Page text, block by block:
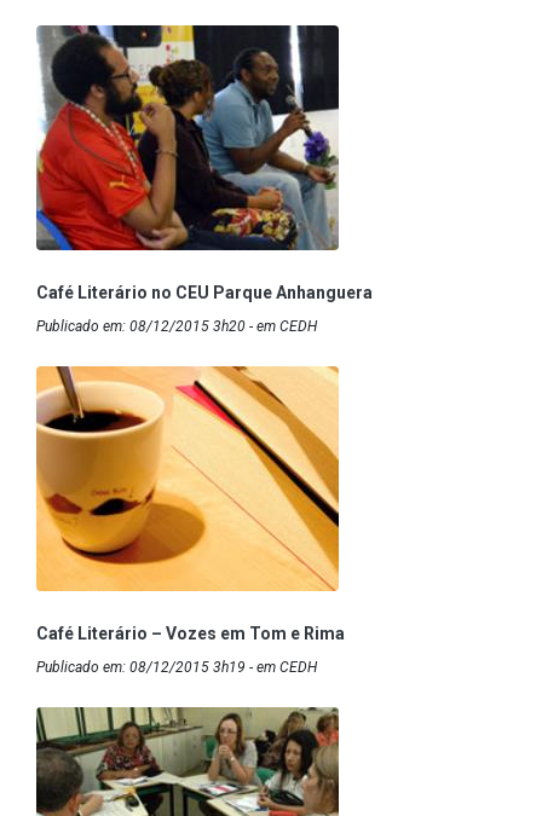
Café Literário no CEU Parque Anhanguera
Publicado em: 08/12/2015 3h20 - em CEDH
Café Literário – Vozes em Tom e Rima
Publicado em: 08/12/2015 3h19 - em CEDH